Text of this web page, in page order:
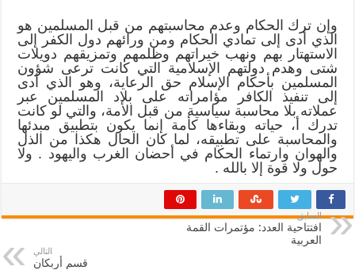
وإن ترك الحكام وعدم محاسبتهم من قبل المسلمين هو
الذي أدى إلى تمادي الحكام ومن ورائهم دول الكفر إلى
الاستهتار بهم ونهب خيراتهم وظلمهم وتمزيقهم دويلات
شتى وهدم دولتهم الإسلامية التي كانت ترعى شؤون
المسلمين بأحكام الإسلام حق الرعاية، وهو الذي أدى
إلى تنفيذ الكافر مؤامراته على بلاد المسلمين عبر
عملاته بلا محاسبة سياسية من قبل الأمة، والتي لو كانت
تدرك أ، حياته وبقاءها كأمة إنما يكون بتطبيق مبدئها
والمحاسبة على تطبيقه، لما كان الحال هكذا من الذل
والهوان وارتماء الحكام في أحضان الغرب واليهود . ولا
حول ولا قوة إلا بالله .
السابق
افتتاحية العدد: مؤتمرات القمة
العربية
التالي
قسم أربكان